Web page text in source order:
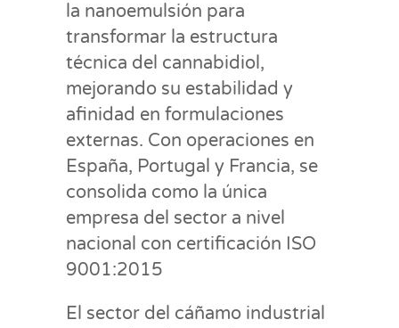
la nanoemulsión para
transformar la estructura
técnica del cannabidiol,
mejorando su estabilidad y
afinidad en formulaciones
externas. Con operaciones en
España, Portugal y Francia, se
consolida como la única
empresa del sector a nivel
nacional con certificación ISO
9001:2015
El sector del cáñamo industrial